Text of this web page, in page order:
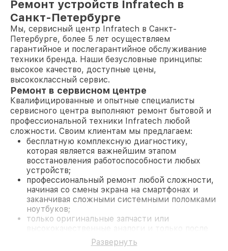
Ремонт устройств Infratech в
Санкт-Петербурге
Мы, сервисный центр Infratech в Санкт-
Петербурге, более 5 лет осуществляем
гарантийное и послегарантийное обслуживание
техники бренда. Наши безусловные принципы:
высокое качество, доступные цены,
высококлассный сервис.
Ремонт в сервисном центре
Квалифицированные и опытные специалисты
сервисного центра выполняют ремонт бытовой и
профессиональной техники Infratech любой
сложности. Своим клиентам мы предлагаем:
бесплатную комплексную диагностику,
которая является важнейшим этапом
восстановления работоспособности любых
устройств;
профессиональный ремонт любой сложности,
начиная со смены экрана на смартфонах и
заканчивая сложными системными поломками
ноутбуков;
только оригинальные запчасти или
согласования с клиентом.
На все работы и замененные комплектующие
Развернуть